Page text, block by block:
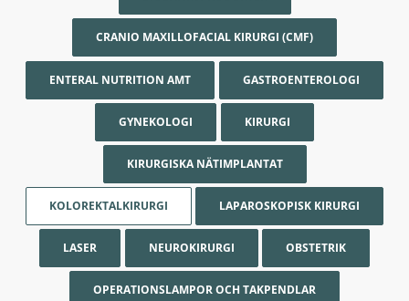
CRANIO MAXILLOFACIAL KIRURGI (CMF)
ENTERAL NUTRITION AMT GASTROENTEROLOGI
GYNEKOLOGI KIRURGI
KIRURGISKA NÄTIMPLANTAT
KOLOREKTALKIRURGI LAPAROSKOPISK KIRURGI
LASER NEUROKIRURGI OBSTETRIK
OPERATIONSLAMPOR OCH TAKPENDLAR